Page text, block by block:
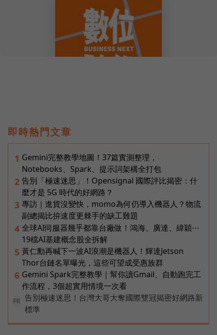
即時熱門文章
1 Gemini完整教學地圖！37篇實測整理，
Notebooks、Spark、提示詞架構全打包
2 告別「極速迷思」！Opensignal 國際評比揭密：什
麼才是 5G 時代的好網路？
3 專訪｜進貨沒變快，momo為何仍導入機器人？物流
副總揭比拚速度更棘手的缺工難題
4 全球AI伺服器幾乎都靠台廠做！鴻海、廣達、緯穎⋯
19檔AI基建概念股全拆解
5 黃仁勳再喊下一波AI浪潮是機器人！輝達Jetson
Thor台鏈名單曝光，這些可望成受惠族群
6 Gemini Spark完整教學｜幫你讀Gmail、自動跑完工
作流程，3個超實用情境一次看
PR
告別極速迷思！台灣大哥大奪國際雙冠揭密好網路新
標準